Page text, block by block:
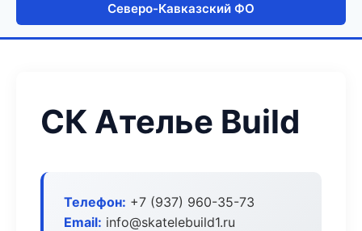
Северо-Кавказский ФО
СК Ателье Build
Телефон: +7 (937) 960-35-73
Email: info@skatelebuild1.ru